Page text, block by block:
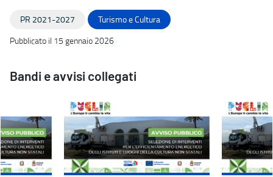
PR 2021-2027
Turismo e Cultura
Pubblicato il 15 gennaio 2026
Bandi e avvisi collegati